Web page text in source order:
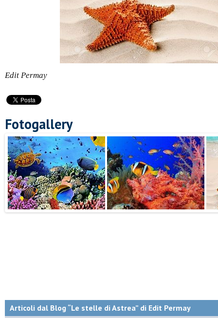
Edit Permay
Fotogallery
Articoli dal Blog “Le stelle di Astrea” di Edit Permay